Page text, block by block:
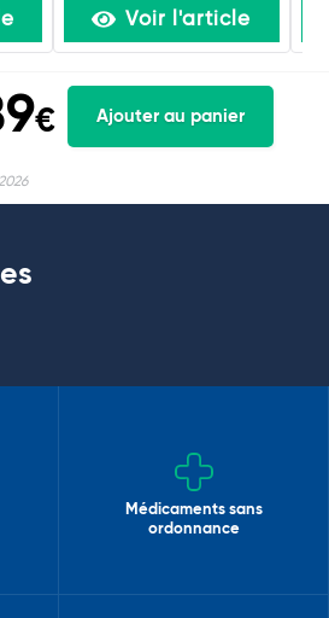
Voir l'article
€ Ajouter au panier
Médicaments sans
ordonnance